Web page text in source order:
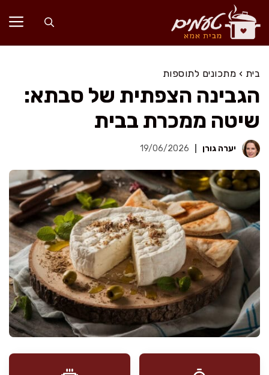
לדלג
לתוכן
בית › מתכונים לתוספות
הגבינה הצפתית של סבתא:
שיטה ממכרת בבית
יערה גורן 19/06/2026